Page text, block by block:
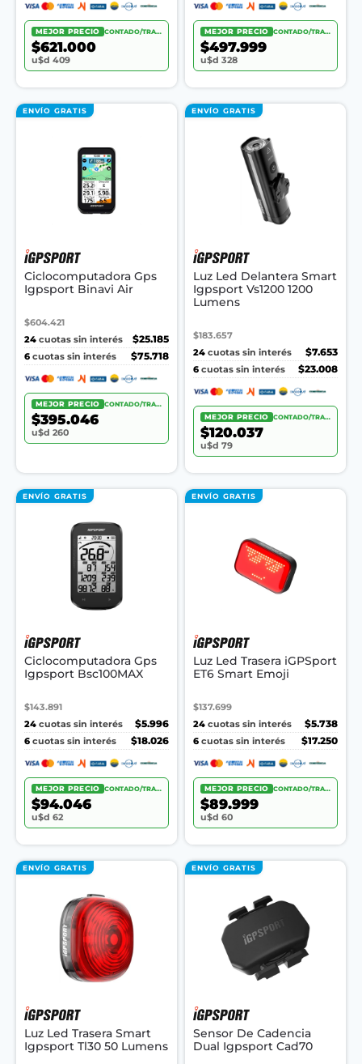
MEJOR PRECIO CONTADO/TRANSF.
$621.000
u$d 409
MEJOR PRECIO CONTADO/TRANSF.
$497.999
u$d 328
ENVÍO GRATIS
Ciclocomputadora Gps
Igpsport Binavi Air
$604.421
24 cuotas sin interés
$25.185
6 cuotas sin interés $75.718
MEJOR PRECIO CONTADO/TRANSF.
$395.046
u$d 260
ENVÍO GRATIS
Luz Led Delantera Smart
Igpsport Vs1200 1200
Lumens
$183.657
24 cuotas sin interés
$7.653
6 cuotas sin interés $23.008
MEJOR PRECIO CONTADO/TRANSF.
$120.037
u$d 79
ENVÍO GRATIS
Ciclocomputadora Gps
Igpsport Bsc100MAX
$143.891
24 cuotas sin interés
$5.996
6 cuotas sin interés $18.026
MEJOR PRECIO CONTADO/TRANSF.
$94.046
u$d 62
ENVÍO GRATIS
Luz Led Trasera iGPSport
ET6 Smart Emoji
$137.699
24 cuotas sin interés
$5.738
6 cuotas sin interés $17.250
MEJOR PRECIO CONTADO/TRANSF.
$89.999
u$d 60
ENVÍO GRATIS
Luz Led Trasera Smart
Igpsport Tl30 50 Lumens
ENVÍO GRATIS
Sensor De Cadencia
Dual Igpsport Cad70